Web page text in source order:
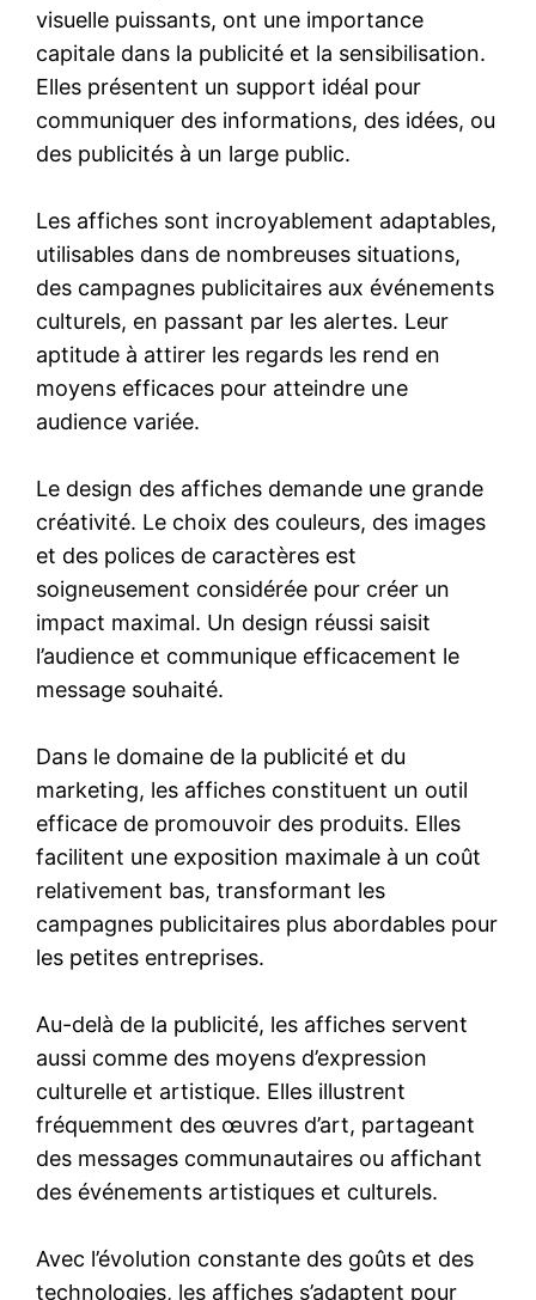
visuelle puissants, ont une importance
capitale dans la publicité et la sensibilisation.
Elles présentent un support idéal pour
communiquer des informations, des idées, ou
des publicités à un large public.
Les affiches sont incroyablement adaptables,
utilisables dans de nombreuses situations,
des campagnes publicitaires aux événements
culturels, en passant par les alertes. Leur
aptitude à attirer les regards les rend en
moyens efficaces pour atteindre une
audience variée.
Le design des affiches demande une grande
créativité. Le choix des couleurs, des images
et des polices de caractères est
soigneusement considérée pour créer un
impact maximal. Un design réussi saisit
l’audience et communique efficacement le
message souhaité.
Dans le domaine de la publicité et du
marketing, les affiches constituent un outil
efficace de promouvoir des produits. Elles
facilitent une exposition maximale à un coût
relativement bas, transformant les
campagnes publicitaires plus abordables pour
les petites entreprises.
Au-delà de la publicité, les affiches servent
aussi comme des moyens d’expression
culturelle et artistique. Elles illustrent
fréquemment des œuvres d’art, partageant
des messages communautaires ou affichant
des événements artistiques et culturels.
Avec l’évolution constante des goûts et des
technologies, les affiches s’adaptent pour